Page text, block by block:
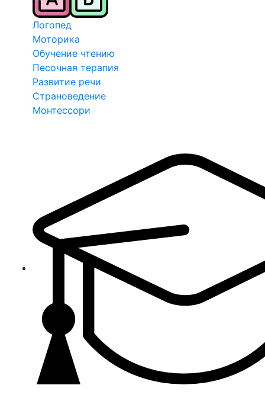
Логопед
Моторика
Обучение чтению
Песочная терапия
Развитие речи
Страноведение
Монтессори